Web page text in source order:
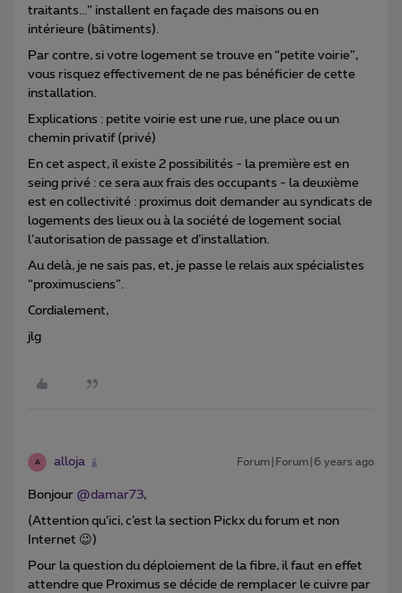
traitants...” installent en façade des maisons ou en
intérieure (bâtiments).
Par contre, si votre logement se trouve en “petite voirie”,
vous risquez effectivement de ne pas bénéficier de cette
installation.
Explications : petite voirie est une rue, une place ou un
chemin privatif (privé)
En cet aspect, il existe 2 possibilités - la première est en
seing privé : ce sera aux frais des occupants - la deuxième
est en collectivité : proximus doit demander au syndicats de
logements des lieux ou à la société de logement social
l’autorisation de passage et d’installation.
Au delà, je ne sais pas, et, je passe le relais aux spécialistes
“proximusciens”.
Cordialement,
jlg
A alloja Forum|Forum|6 years ago
Bonjour @damar73,
(Attention qu’ici, c’est la section Pickx du forum et non
Internet 😉)
Pour la question du déploiement de la fibre, il faut en effet
attendre que Proximus se décide de remplacer le cuivre par